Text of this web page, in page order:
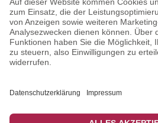
Slowakei (EUR €)
Slowenien (EUR €)
Spanien (EUR €)
Ungarn (EUR €)